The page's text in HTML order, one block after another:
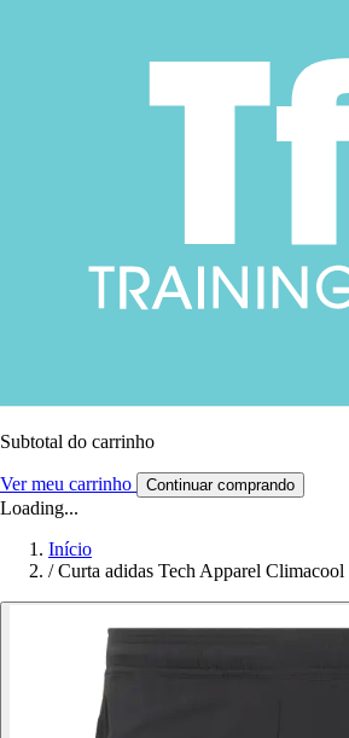
Subtotal do carrinho
Ver meu carrinho Continuar comprando
Loading...
Início
/ Curta adidas Tech Apparel Climacool